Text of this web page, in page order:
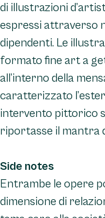
di illustrazioni
espressi attraverso
dipendenti. Le
formato fine art a
all’interno della
caratterizzato
intervento pittorico
riportasse il mantra
Side notes
Entrambe le opere
dimensione di